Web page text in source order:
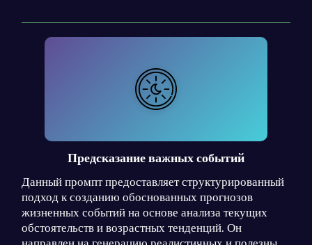
общих фраз и негатива.
Предсказание важных событий
Данный промпт предоставляет структурированный
подход к созданию обоснованных прогнозов
жизненных событий на основе анализа текущих
обстоятельств и возрастных тенденций. Он